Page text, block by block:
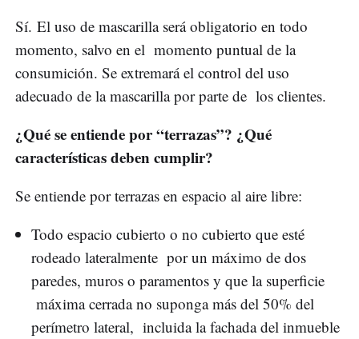
Sí. El uso de mascarilla será obligatorio en todo
momento, salvo en el momento puntual de la
consumición. Se extremará el control del uso
adecuado de la mascarilla por parte de los clientes.
¿Qué se entiende por “terrazas”? ¿Qué
características deben cumplir?
Se entiende por terrazas en espacio al aire libre:
Todo espacio cubierto o no cubierto que esté
rodeado lateralmente por un máximo de dos
paredes, muros o paramentos y que la superficie
máxima cerrada no suponga más del 50% del
perímetro lateral, incluida la fachada del inmueble